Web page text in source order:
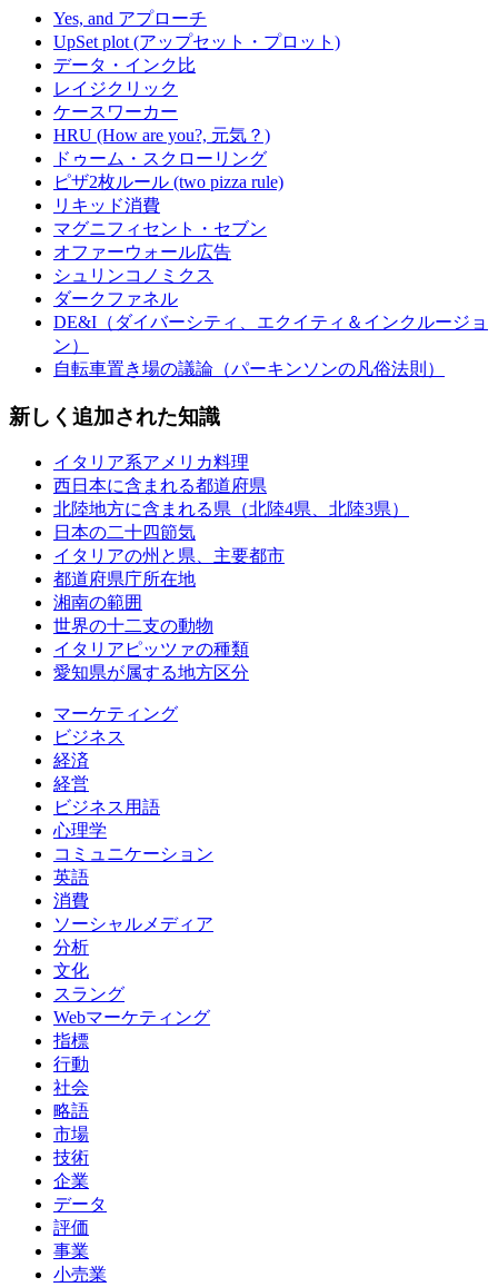
Yes, and アプローチ
UpSet plot (アップセット・プロット)
データ・インク比
レイジクリック
ケースワーカー
HRU (How are you?, 元気？)
ドゥーム・スクローリング
ピザ2枚ルール (two pizza rule)
リキッド消費
マグニフィセント・セブン
オファーウォール広告
シュリンコノミクス
ダークファネル
DE&I（ダイバーシティ、エクイティ＆インクルージョ
ン）
自転車置き場の議論（パーキンソンの凡俗法則）
新しく追加された知識
イタリア系アメリカ料理
西日本に含まれる都道府県
北陸地方に含まれる県（北陸4県、北陸3県）
日本の二十四節気
イタリアの州と県、主要都市
都道府県庁所在地
湘南の範囲
世界の十二支の動物
イタリアピッツァの種類
愛知県が属する地方区分
マーケティング
ビジネス
経済
経営
ビジネス用語
心理学
コミュニケーション
英語
消費
ソーシャルメディア
分析
文化
スラング
Webマーケティング
指標
行動
社会
略語
市場
技術
企業
データ
評価
事業
小売業